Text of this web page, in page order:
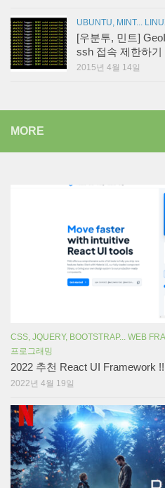
UBUNTU, MINT...
[우분투, 민트]
ssh 접속 제한하기
2015년 4월 14일
MORE
CSS, JQUERY, BOOTSTRAP... WEB
프로그래밍
2022 추천 React UI Framework
2022년 4월 19일